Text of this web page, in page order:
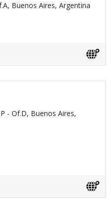
Buenos Aires, Argentina
- Of.D, Buenos Aires,